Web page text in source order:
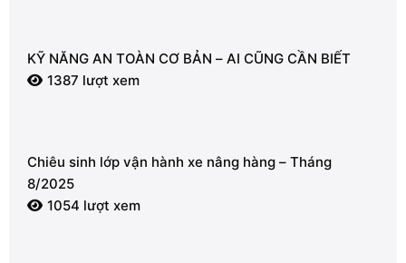
KỸ NĂNG AN TOÀN CƠ BẢN – AI CŨNG CẦN BIẾT
1387 lượt xem
Chiêu sinh lớp vận hành xe nâng hàng – Tháng
8/2025
1054 lượt xem